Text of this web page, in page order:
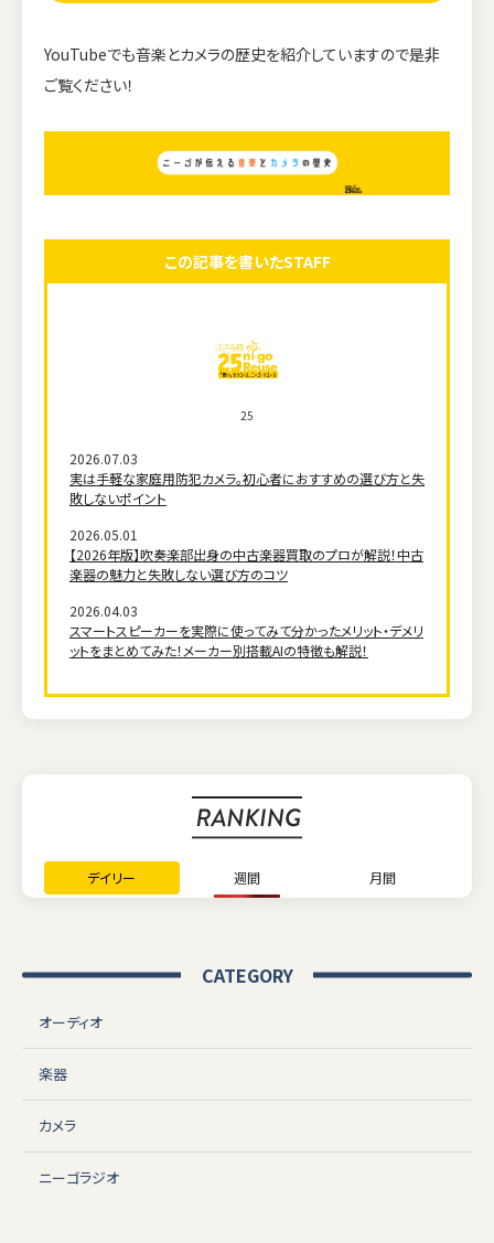
YouTubeでも音楽とカメラの歴史を紹介していますので是非
ご覧ください！
この記事を書いたSTAFF
25
2026.07.03
実は手軽な家庭用防犯カメラ。初心者におすすめの選び方と失
敗しないポイント
2026.05.01
【2026年版】吹奏楽部出身の中古楽器買取のプロが解説！中古
楽器の魅力と失敗しない選び方のコツ
2026.04.03
スマートスピーカーを実際に使ってみて分かったメリット・デメリ
ットをまとめてみた！メーカー別搭載AIの特徴も解説！
デイリー 週間 月間
CATEGORY
オーディオ
楽器
カメラ
ニーゴラジオ